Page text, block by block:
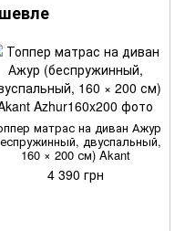
матрас на диван Ажур
двуспальный,
160 × 200 см) Akant
4 390 грн